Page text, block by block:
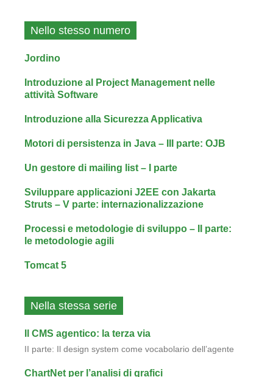
Nello stesso numero
Jordino
Introduzione al Project Management nelle
attività Software
Introduzione alla Sicurezza Applicativa
Motori di persistenza in Java – III parte: OJB
Un gestore di mailing list – I parte
Sviluppare applicazioni J2EE con Jakarta
Struts – V parte: internazionalizzazione
Processi e metodologie di sviluppo – II parte:
le metodologie agili
Tomcat 5
Nella stessa serie
Il CMS agentico: la terza via
II parte: Il design system come vocabolario dell’agente
ChartNet per l’analisi di grafici